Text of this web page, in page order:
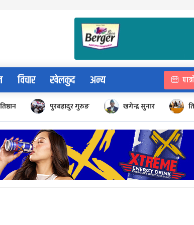
विचार खेलकुद अन्य
पुरबहादुर गुरुङ खगेन्द्र सुनार